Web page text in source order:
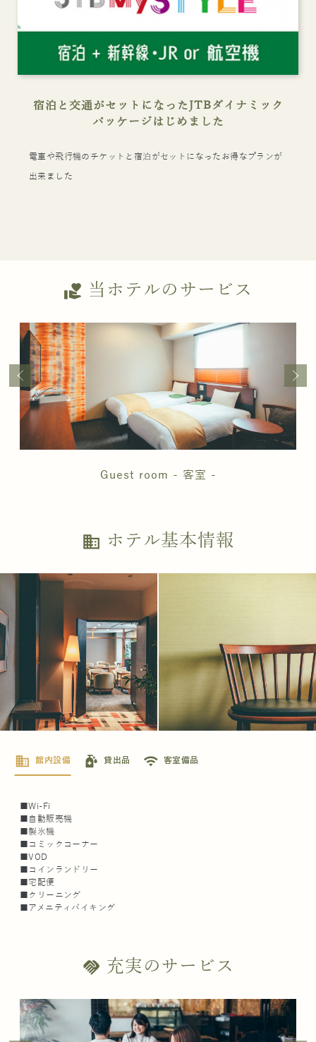
宿泊と交通がセットになったJTBダイナミック
パッケージはじめました
電車や飛行機のチケットと宿泊がセットになったお得なプランが
出来ました
volunteer_activism 当ホテルのサービス
Guest room - 客室 -
business ホテル基本情報
business 館内設備 sanitizer 貸出品 wifi 客室備品
■Wi-Fi
■自動販売機
■製氷機
■コミックコーナー
■VOD
■コインランドリー
■宅配便
■クリーニング
■アメニティバイキング
handshake 充実のサービス